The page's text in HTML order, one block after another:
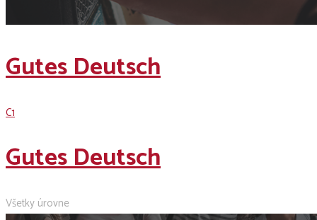
Gutes Deutsch
C1
Gutes Deutsch
Všetky úrovne